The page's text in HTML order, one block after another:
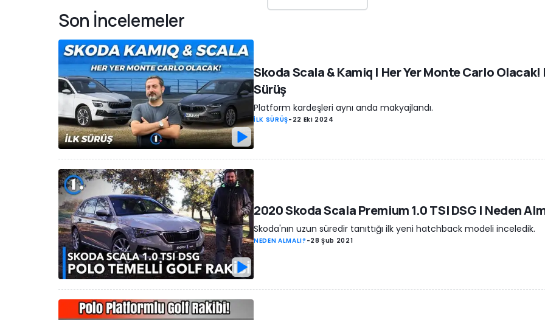
Son İncelemeler
Skoda Scala & Kamiq | Her Yer Monte Carlo Olacak!
Sürüş
Platform kardeşleri aynı anda makyajlandı.
İLK SÜRÜŞ- 22 Eki 2024
2020 Skoda Scala Premium 1.0 TSI DSG | Neden
Skoda'nın uzun süredir tanıttığı ilk yeni hatchback modeli inceledik.
NEDEN ALMALI? -28 Şub 2021